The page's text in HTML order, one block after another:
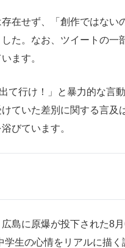
存在せず、「創作ではない
た。なお、ツイートの一
ます。
行け！」と暴力的な言動
ていた差別に関する言及
びています。
島に原爆が投下された8月
学生の心情をリアルに描